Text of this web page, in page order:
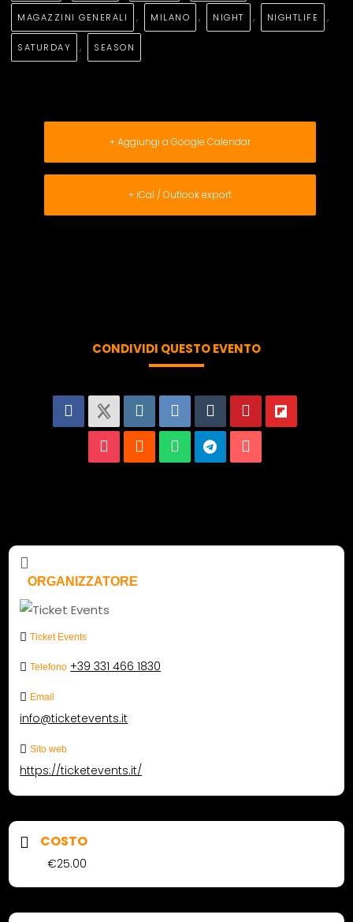
MAGAZZINI GENERALI , MILANO , NIGHT , NIGHTLIFE ,
SATURDAY , SEASON
+ Aggiungi a Google Calendar
+ iCal / Outlook export
CONDIVIDI QUESTO EVENTO
ORGANIZZATORE
Ticket Events
Telefono +39 331 466 1830
Email
info@ticketevents.it
Sito web
https://ticketevents.it/
COSTO
€25.00